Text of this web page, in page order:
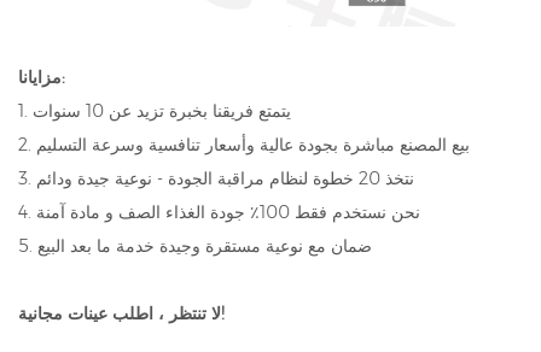
مزايانا:
1. يتمتع فريقنا بخبرة تزيد عن 10 سنوات
2. بيع المصنع مباشرة بجودة عالية وأسعار تنافسية وسرعة التسليم
3. نتخذ 20 خطوة لنظام مراقبة الجودة - نوعية جيدة ودائم
4. نحن نستخدم فقط 100٪ جودة الغذاء الصف و مادة آمنة
5. ضمان مع نوعية مستقرة وجيدة خدمة ما بعد البيع
لا تنتظر ، اطلب عينات مجانية!